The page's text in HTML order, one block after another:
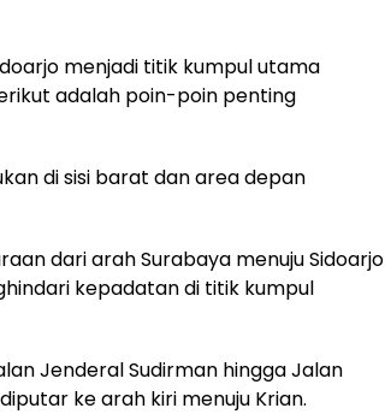
menjadi titik kumpul utama
adalah poin-poin penting
di sisi barat dan area depan
dari arah Surabaya menuju Sidoarjo
kepadatan di titik kumpul
Jenderal Sudirman hingga Jalan
ke arah kiri menuju Krian.